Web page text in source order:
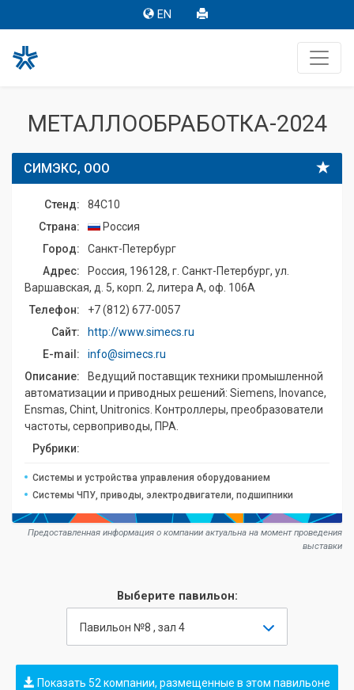
EN
МЕТАЛЛООБРАБОТКА-2024
СИМЭКС, ООО
Стенд:
84C10
Страна:
Россия
Город:
Санкт-Петербург
Адрес:
Россия, 196128, г. Санкт-Петербург, ул.
Варшавская, д. 5, корп. 2, литера А, оф. 106А
Телефон:
+7 (812) 677-0057
Сайт:
http://www.simecs.ru
E-mail:
info@simecs.ru
Описание:
Ведущий поставщик техники промышленной
автоматизации и приводных решений: Siemens, Inovance,
Ensmas, Chint, Unitronics. Контроллеры, преобразователи
частоты, сервоприводы, ПРА.
Рубрики:
Системы и устройства управления оборудованием
Системы ЧПУ, приводы, электродвигатели, подшипники
Предоставленная информация о компании актуальна на момент проведения
выставки
Выберите павильон:
Павильон №8 , зал 4
Показать 52 компании, размещенные в этом павильоне